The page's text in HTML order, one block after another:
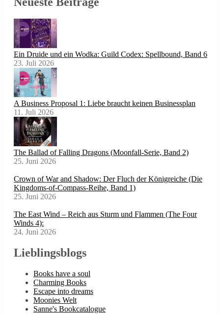
Ein Druide und ein Wodka: Guild Codex: Spellbound, Band 6
23. Juli 2026
A Business Proposal 1: Liebe braucht keinen Businessplan
11. Juli 2026
The Ballad of Falling Dragons (Moonfall-Serie, Band 2)
25. Juni 2026
Crown of War and Shadow: Der Fluch der Königreiche (Die
Kingdoms-of-Compass-Reihe, Band 1)
25. Juni 2026
The East Wind – Reich aus Sturm und Flammen (The Four
Winds 4):
24. Juni 2026
Lieblingsblogs
Books have a soul
Charming Books
Escape into dreams
Moonies Welt
Sanne's Bookcatalogue